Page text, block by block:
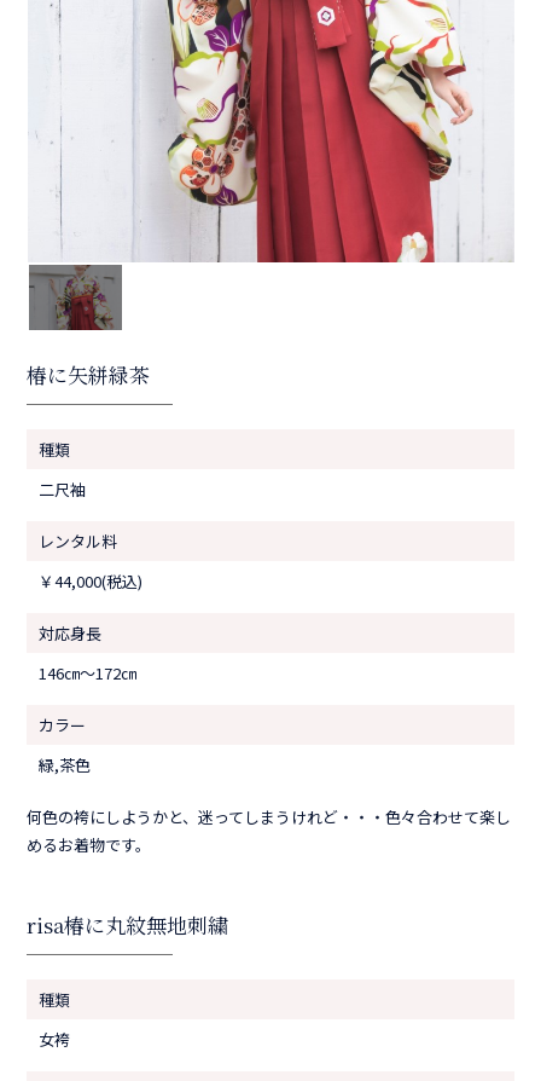
椿に矢絣緑茶
種類
二尺袖
レンタル料
￥44,000(税込)
対応身長
146㎝〜172㎝
カラー
緑,茶色
何色の袴にしようかと、迷ってしまうけれど・・・色々合わせて楽し
めるお着物です。
risa椿に丸紋無地刺繍
種類
女袴